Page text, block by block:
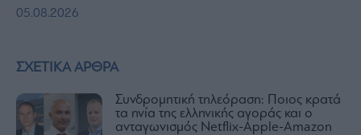
ΣΧΕΤΙΚΑ ΑΡΘΡΑ
Συνδρομητική τηλεόραση: Ποιος κρατά
τα ηνία της ελληνικής αγοράς και ο
ανταγωνισμός Netflix-Apple-Amazon
05.08.2026